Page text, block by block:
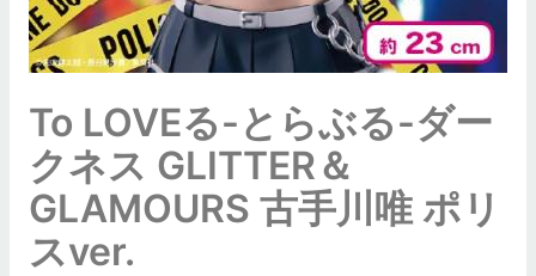
To LOVEる-とらぶる-ダー
クネス GLITTER＆
GLAMOURS 古手川唯 ポリ
スver.